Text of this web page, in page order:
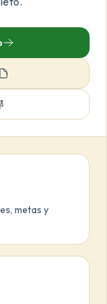
metas y